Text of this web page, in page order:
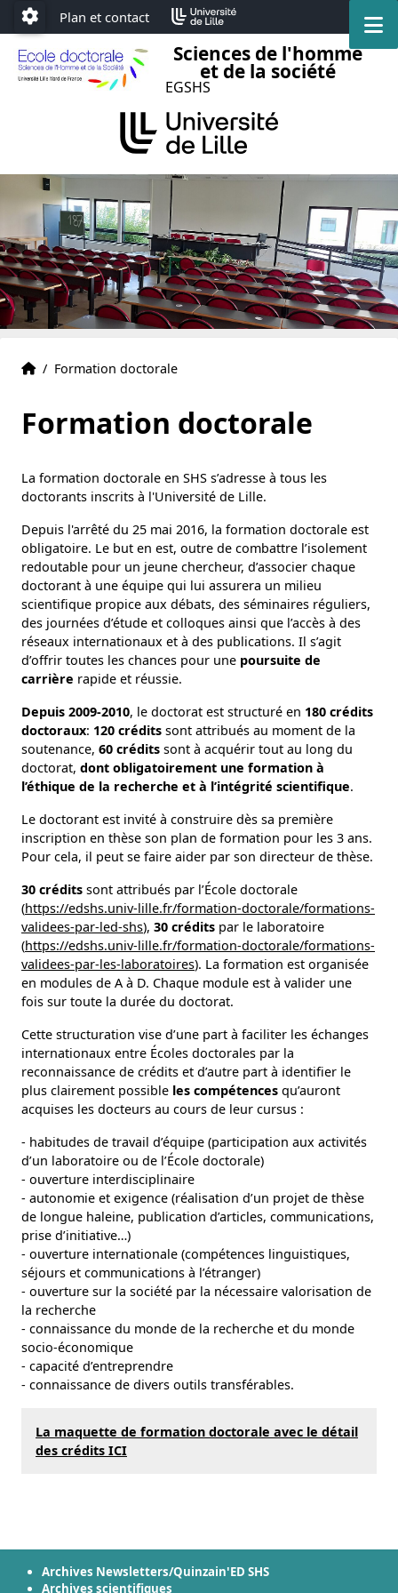
Accéder au menu principal
Accéder au contenu
Paramétrage
Plan et contact
Sciences de l'homme
et de la société
EGSHS
Accueil
Accueil
/ Formation doctorale
Formation doctorale
La formation doctorale en SHS s’adresse à tous les
doctorants inscrits à l'Université de Lille.
Depuis l'arrêté du 25 mai 2016, la formation doctorale est
obligatoire. Le but en est, outre de combattre l’isolement
redoutable pour un jeune chercheur, d’associer chaque
doctorant à une équipe qui lui assurera un milieu
scientifique propice aux débats, des séminaires réguliers,
des journées d’étude et colloques ainsi que l’accès à des
réseaux internationaux et à des publications. Il s’agit
d’offrir toutes les chances pour une poursuite de
carrière rapide et réussie.
Depuis 2009-2010, le doctorat est structuré en 180 crédits
doctoraux: 120 crédits sont attribués au moment de la
soutenance, 60 crédits sont à acquérir tout au long du
doctorat, dont obligatoirement une formation à
l’éthique de la recherche et à l’intégrité scientifique.
Le doctorant est invité à construire dès sa première
inscription en thèse son plan de formation pour les 3 ans.
Pour cela, il peut se faire aider par son directeur de thèse.
30 crédits sont attribués par l’École doctorale
(https://edshs.univ-lille.fr/formation-doctorale/formations-
validees-par-led-shs), 30 crédits par le laboratoire
(https://edshs.univ-lille.fr/formation-doctorale/formations-
validees-par-les-laboratoires). La formation est organisée
en modules de A à D. Chaque module est à valider une
fois sur toute la durée du doctorat.
Cette structuration vise d’une part à faciliter les échanges
internationaux entre Écoles doctorales par la
reconnaissance de crédits et d’autre part à identifier le
plus clairement possible les compétences qu’auront
acquises les docteurs au cours de leur cursus :
- habitudes de travail d’équipe (participation aux activités
d’un laboratoire ou de l’École doctorale)
- ouverture interdisciplinaire
- autonomie et exigence (réalisation d’un projet de thèse
de longue haleine, publication d’articles, communications,
prise d’initiative…)
- ouverture internationale (compétences linguistiques,
séjours et communications à l’étranger)
- ouverture sur la société par la nécessaire valorisation de
la recherche
- connaissance du monde de la recherche et du monde
socio-économique
- capacité d’entreprendre
- connaissance de divers outils transférables.
La maquette de formation doctorale avec le détail
des crédits ICI
Archives Newsletters/Quinzain'ED SHS
Archives scientifiques